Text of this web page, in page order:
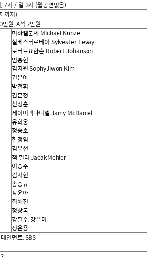
, 7시 / 일 3시 (월공연없음)
까지)
만원, A석 7만원
미하엘쿤체 Michael Kunze
실베스터르베이 Sylvester Levay
로버트요한슨 Robert Johanson
엄홍현
김지원 SophyJiwon Kim
권은아
박천휘
김문정
천정훈
제이미맥다니엘 Jamy McDaniel
유회웅
정승호
한정임
김유선
잭 밀러 JacakMehler
이승주
김지현
송승규
장윤아
최혜진
정상국
강필수,강은미
정은용
인먼트, SBS